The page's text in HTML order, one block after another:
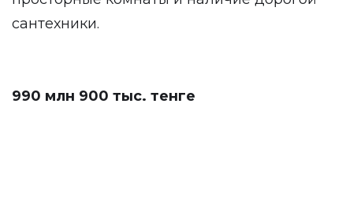
сантехники.
990 млн 900 тыс. тенге